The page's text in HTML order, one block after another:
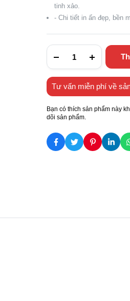
tinh xảo.
- Chi tiết in ấn đẹp, bền
Tư vấn miễn phí về
Bạn có thích sản phẩm này
dõi sản phẩm.